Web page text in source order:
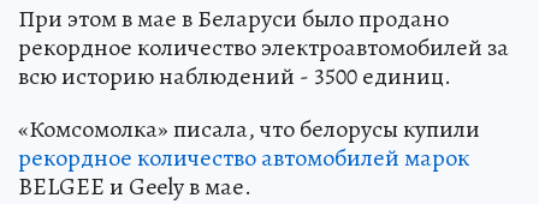
При этом в мае в Беларуси было продано
рекордное количество электроавтомобилей за
всю историю наблюдений - 3500 единиц.
«Комсомолка» писала, что белорусы купили
рекордное количество автомобилей марок
BELGEE и Geely в мае.